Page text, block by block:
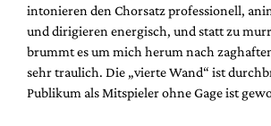
intonieren den Chorsatz professionell,
und dirigieren energisch, und statt zu
brummt es um mich herum nach
sehr traulich. Die „vierte Wand“ ist
Publikum als Mitspieler ohne Gage ist